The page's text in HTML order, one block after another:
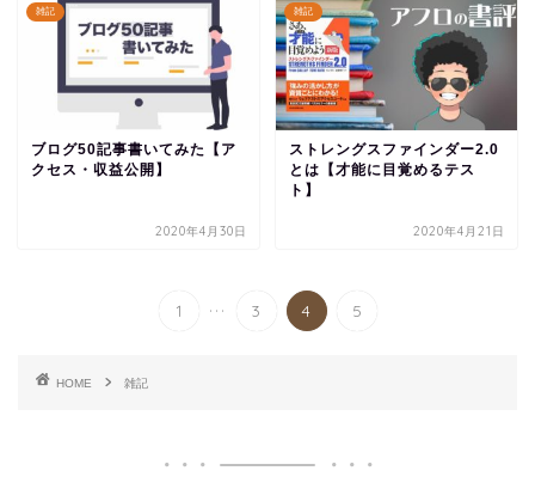
雑記
ブログ50記事書いてみた【ア
クセス・収益公開】
2020年4月30日
雑記
ストレングスファインダー2.0
とは【才能に目覚めるテス
ト】
2020年4月21日
1 ... 3 4 5
HOME 雑記